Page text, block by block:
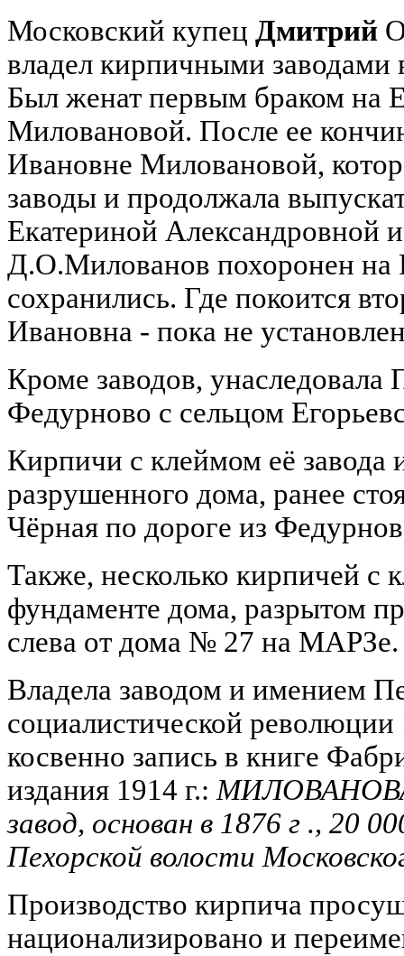
Московский купец Дмитрий
владел кирпичными
Был женат первым браком на
Миловановой. После ее
Ивановне Миловановой,
заводы и продолжала
Екатериной Александровной
Д.О.Милованов похоронен на
сохранились. Где покоится
Ивановна - пока не
Кроме заводов,
Федурново с сельцом
Кирпичи с клеймом её завода
разрушенного дома, ранее
Чёрная по дороге из
Также, несколько кирпичей
фундаменте дома, разрытом
слева от дома № 27 на МАРЗе.
Владела заводом и имением
социалистической революции
косвенно запись в книге
издания 1914 г.:
завод, основан в 1876 г ., 20
Пехорской волости
Производство кирпича
национализировано и